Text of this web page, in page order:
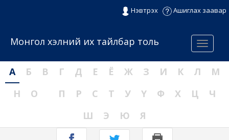
Нэвтрэх Ашиглах заавар
Menu
Монгол хэлний их тайлбар толь
А Б В Г Д Е Ё Ж З И К Л
М
Н
О П Р С Т У Ү Ф Х Ц
Ч
Ш
Э Ю Я